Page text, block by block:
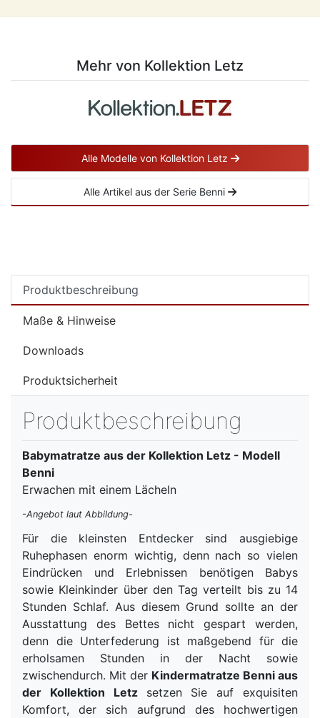
Mehr von Kollektion Letz
Alle Modelle von Kollektion Letz
Alle Artikel aus der Serie Benni
Produktbeschreibung
Maße & Hinweise
Downloads
Produktsicherheit
Produktbeschreibung
Babymatratze aus der Kollektion Letz - Modell
Benni
Erwachen mit einem Lächeln
-Angebot laut Abbildung-
Für die kleinsten Entdecker sind ausgiebige
Ruhephasen enorm wichtig, denn nach so vielen
Eindrücken und Erlebnissen benötigen Babys
sowie Kleinkinder über den Tag verteilt bis zu 14
Stunden Schlaf. Aus diesem Grund sollte an der
Ausstattung des Bettes nicht gespart werden,
denn die Unterfederung ist maßgebend für die
erholsamen Stunden in der Nacht sowie
zwischendurch. Mit der Kindermatratze Benni aus
der Kollektion Letz setzen Sie auf exquisiten
Komfort, der sich aufgrund des hochwertigen